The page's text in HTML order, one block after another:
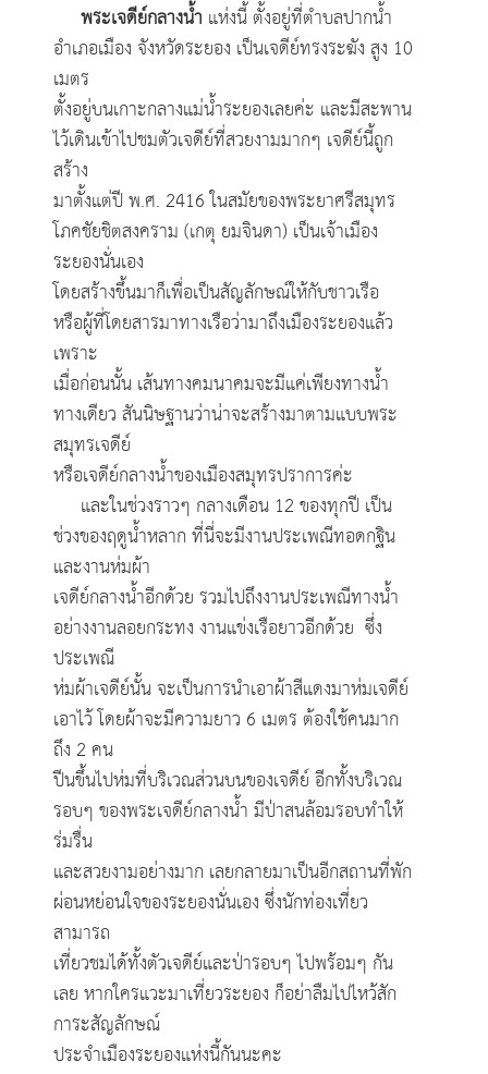
พระเจดีย์กลางน้ำ แห่งนี้ ตั้งอยู่ที่ตำบลปากน้ำ
อำเภอเมือง จังหวัดระยอง เป็นเจดีย์ทรงระฆังสูง 10
เมตร
ตั้งอยู่บนเกาะกลางแม่น้ำระยองเลยค่ะ และมีสะพาน
ไว้เดินเข้าไปชมตัวเจดีย์ที่สวยงามมากๆ เจดีย์นี้ถูก
สร้าง
มาตั้งแต่ปี พ.ศ. 2416 ในสมัยของพระยาศรีสมุทร
โภคชัยชิตสงคราม (เกตุ ยมจินดา) เป็นเจ้าเมือง
ระยองนั่นเอง
โดยสร้างขึ้นมาก็เพื่อเป็นสัญลักษณ์ให้กับชาวเรือ
หรือผู้ที่โดยสารมาทางเรือว่ามาถึงเมืองระยองแล้ว
เพราะ
เมื่อก่อนนั้นเส้นทางคมนาคมจะมีแค่เพียงทางน้ำ
ทางเดียว สันนิษฐานว่าน่าจะสร้างมาตามแบบพระ
สมุทรเจดีย์
หรือเจดีย์กลางน้ำของเมืองสมุทรปราการค่ะ
และในช่วงราวๆ กลางเดือน 12 ของทุกปี เป็น
ช่วงของฤดูน้ำหลาก ที่นี่จะมีงานประเพณีทอดกฐิน
และงานห่มผ้า
เจดีย์กลางน้ำอีกด้วย รวมไปถึงงานประเพณีทางน้ำ
อย่างงานลอยกระทง งานแข่งเรือยาวอีกด้วย ซึ่ง
ประเพณี
ห่มผ้าเจดีย์นั้น จะเป็นการนำเอาผ้าสีแดงมาห่มเจดีย์
เอาไว้ โดยผ้าจะมีความยาว 6 เมตร ต้องใช้คนมาก
ถึง 2 คน
ปีนขึ้นไปห่มที่บริเวณส่วนบนของเจดีย์อีกทั้งบริเวณ
รอบๆ ของพระเจดีย์กลางน้ำ มีป่าสนล้อมรอบทำให้
ร่มรื่น
และสวยงามอย่างมาก เลยกลายมาเป็นอีกสถานที่พัก
ผ่อนหย่อนใจของระยองนั่นเอง ซึ่งนักท่องเที่ยว
สามารถ
เที่ยวชมได้ทั้งตัวเจดีย์และป่ารอบๆ ไปพร้อมๆ กัน
เลย หากใครแวะมาเที่ยวระยอง ก็อย่าลืมไปไหว้สัก
การะสัญลักษณ์
ประจำเมืองระยองแห่งนี้กันนะคะ